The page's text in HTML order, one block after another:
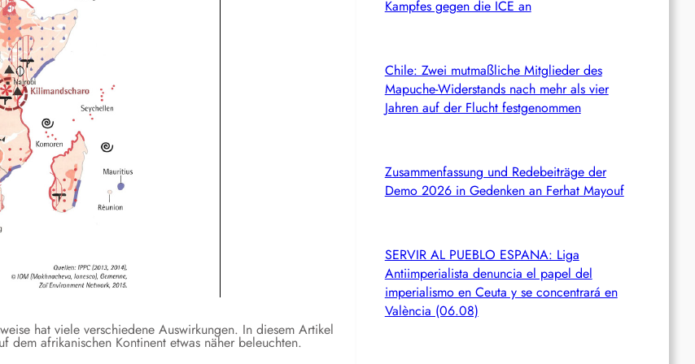
hat viele verschiedene Auswirkungen. In diesem Artikel
dem afrikanischen Kontinent etwas näher beleuchten.
Kampfes gegen die ICE an
Chile: Zwei mutmaßliche Mitglieder des
Mapuche-Widerstands nach mehr als vier
Jahren auf der Flucht festgenommen
Zusammenfassung und Redebeiträge der
Demo 2026 in Gedenken an Ferhat Mayouf
SERVIR AL PUEBLO ESPANA: Liga
Antiimperialista denuncia el papel del
imperialismo en Ceuta y se concentrará en
València (06.08)